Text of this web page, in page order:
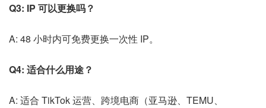
Q3: IP 可以更换吗？
A: 48 小时内可免费更换一次性 IP。
Q4: 适合什么用途？
A: 适合 TikTok 运营、跨境电商（亚马逊、TEMU、